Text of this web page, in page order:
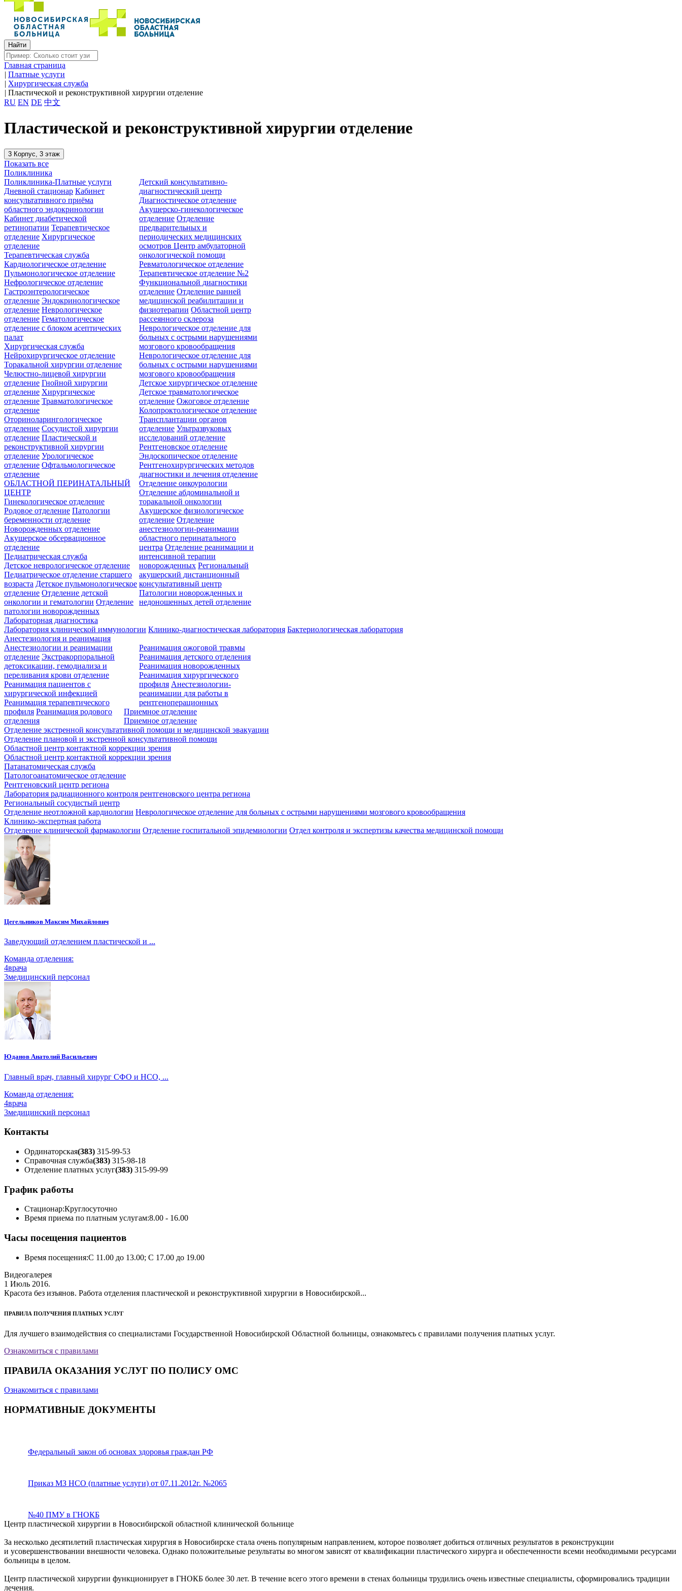
Главная страница
| Платные услуги
| Хирургическая служба
| Пластической и реконструктивной хирургии отделение
RU EN DE 中文
Пластической и реконструктивной хирургии отделение
3 Корпус, 3 этаж
Показать все
Поликлиника
Поликлиника-Платные услуги
Дневной стационар Кабинет
консультативного приёма
областного эндокринологии
Кабинет диабетической
ретинопатии Терапевтическое
отделение Хирургическое
отделение
Детский консультативно-
диагностический центр
Диагностическое отделение
Акушерско-гинекологическое
отделение Отделение
предварительных и
периодических медицинских
осмотровЦентр амбулаторной
онкологической помощи
Терапевтическая служба
Кардиологическое отделение
Пульмонологическое отделение
Нефрологическое отделение
Гастроэнтерологическое
отделение Эндокринологическое
отделение Неврологическое
отделение Гематологическое
отделение c блоком асептических
палат
Ревматологическое отделение
Терапевтическое отделение №2
Функциональной диагностики
отделение Отделение ранней
медицинской реабилитации и
физиотерапии Областной центр
рассеянного склероза
Неврологическое отделение для
больных с острыми нарушениями
мозгового кровообращения
Неврологическое отделение для
больных с острыми нарушениями
мозгового кровообращения
Хирургическая служба
Нейрохирургическое отделение
Торакальной хирургии отделение
Челюстно-лицевой хирургии
отделение Гнойной хирургии
отделение Хирургическое
отделение Травматологическое
отделение
Оториноларингологическое
отделение Сосудистой хирургии
отделение Пластической и
реконструктивной хирургии
отделение Урологическое
отделение Офтальмологическое
отделение
Детское хирургическое отделение
Детское травматологическое
отделение Ожоговое отделение
Колопроктологическое отделение
Трансплантации органов
отделение Ультразвуковых
исследований отделение
Рентгеновское отделение
Эндоскопическое отделение
Рентгенохирургических методов
диагностики и лечения отделение
Отделение онкоурологии
Отделение абдоминальной и
торакальной онкологии
ОБЛАСТНОЙ ПЕРИНАТАЛЬНЫЙ
ЦЕНТР
Гинекологическое отделение
Родовое отделение Патологии
беременности отделение
Новорожденных отделение
Акушерское обсервационное
отделение
Акушерское физиологическое
отделение Отделение
анестезиологии-реанимации
областного перинатального
центра Отделение реанимации и
интенсивной терапии
новорожденных Региональный
акушерский дистанционный
консультативный центр
Патологии новорожденных и
недоношенных детей отделение
Педиатрическая служба
Детское неврологическое отделение
Педиатрическое отделение старшего
возраста Детское пульмонологическое
отделение Отделение детской
онкологии и гематологии Отделение
патологии новорожденных
Лабораторная диагностика
Лаборатория клинической иммунологии Клинико-диагностическая лаборатория Бактериологическая лаборатория
Анестезиология и реанимация
Анестезиологии и реанимации
отделение Экстракорпоральной
детоксикации, гемодиализа и
переливания крови отделение
Реанимация пациентов с
хирургической инфекцией
Реанимация терапевтического
профиля Реанимация родового
отделения
Реанимация ожоговой травмы
Реанимация детского отделения
Реанимация новорожденных
Реанимация хирургического
профиля Анестезиологии-
реанимации для работы в
рентгеноперационных
Приемное отделение
Приемное отделение
Отделение экстренной консультативной помощи и медицинской эвакуации
Отделение плановой и экстренной консультативной помощи
Областной центр контактной коррекции зрения
Областной центр контактной коррекции зрения
Патанатомическая служба
Патологоанатомическое отделение
Рентгеновский центр региона
Лаборатория радиационного контроля рентгеновского центра региона
Региональный сосудистый центр
Отделение неотложной кардиологии Неврологическое отделение для больных с острыми нарушениями мозгового кровообращения
Клинико-экспертная работа
Отделение клинической фармакологии Отделение госпитальной эпидемиологии Отдел контроля и экспертизы качества медицинской помощи
Цегельников Максим Михайлович
Заведующий отделением пластической и ...
Команда отделения:
4врача
3медицинский персонал
Юданов Анатолий Васильевич
Главный врач, главный хирург СФО и НСО, ...
Команда отделения:
4врача
3медицинский персонал
Контакты
Ординаторская(383) 315-99-53
Справочная служба(383) 315-98-18
Отделение платных услуг(383) 315-99-99
График работы
Стационар:Круглосуточно
Время приема по платным услугам:8.00 - 16.00
Часы посещения пациентов
Время посещения:С 11.00 до 13.00; С 17.00 до 19.00
Видеогалерея
1 Июль 2016.
Красота без изъянов. Работа отделения пластической и реконструктивной хирургии в Новосибирской...
ПРАВИЛА ПОЛУЧЕНИЯ ПЛАТНЫХ УСЛУГ
Для лучшего взаимодействия со специалистами Государственной Новосибирской Областной больницы, ознакомьтесь с правилами получения платных услуг.
Ознакомиться с правилами
ПРАВИЛА ОКАЗАНИЯ УСЛУГ ПО ПОЛИСУ ОМС
Ознакомиться с правилами
НОРМАТИВНЫЕ ДОКУМЕНТЫ
Федеральный закон об основах здоровья граждан РФ
Приказ МЗ НСО (платные услуги) от 07.11.2012г. №2065
№40 ПМУ в ГНОКБ
Центр пластической хирургии в Новосибирской областной клинической больнице
За несколько десятилетий пластическая хирургия в Новосибирске стала очень популярным направлением, которое позволяет добиться отличных результатов в реконструкции
и усовершенствовании внешности человека. Однако положительные результаты во многом зависят от квалификации пластического хирурга и обеспеченности всеми необходимыми ресурсами
больницы в целом.
Центр пластической хирургии функционирует в ГНОКБ более 30 лет. В течение всего этого времени в стенах больницы трудились очень известные специалисты, сформировались традиции
лечения.